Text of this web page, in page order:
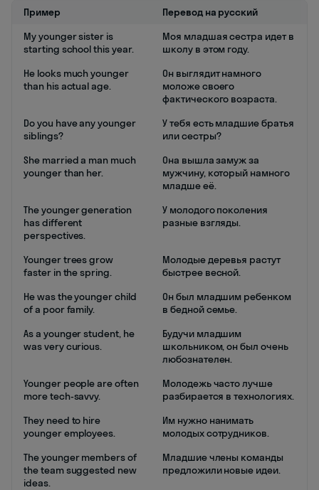
Пример
Перевод на русский
My younger sister is
starting school this year.
Моя младшая сестра идет в
школу в этом году.
He looks much younger
than his actual age.
Он выглядит намного
моложе своего
фактического возраста.
Do you have any younger
siblings?
У тебя есть младшие братья
или сестры?
She married a man much
younger than her.
Она вышла замуж за
мужчину, который намного
младше её.
The younger generation
has different
perspectives.
У молодого поколения
разные взгляды.
Younger trees grow
faster in the spring.
Молодые деревья растут
быстрее весной.
He was the younger child
of a poor family.
Он был младшим ребенком
в бедной семье.
As a younger student, he
was very curious.
Будучи младшим
школьником, он был очень
любознателен.
Younger people are often
more tech-savvy.
Молодежь часто лучше
разбирается в технологиях.
They need to hire
younger employees.
Им нужно нанимать
молодых сотрудников.
The younger members of
the team suggested new
ideas.
Младшие члены команды
предложили новые идеи.